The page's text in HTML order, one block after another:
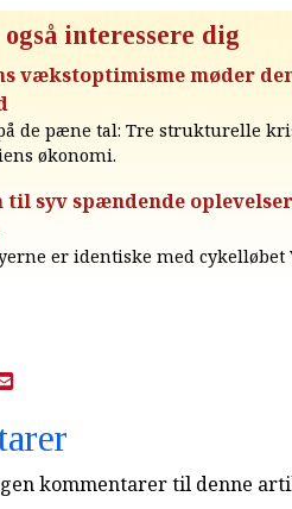
interessere dig
vækstoptimisme møder
de pæne tal: Tre strukturelle
økonomi.
syv spændende
er identiske med cykelløbet
kommentarer til denne